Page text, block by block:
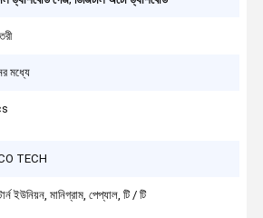
মধ্যে
TECH
ইউনিয়ন, মানিগ্রাম, পেপ্যাল, টি / টি